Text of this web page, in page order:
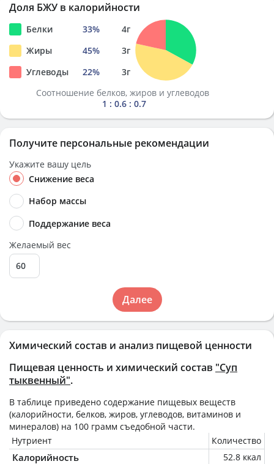
Химический состав и анализ пищевой ценности
Пищевая ценность и химический состав "Суп
тыквенный".
В таблице приведено содержание пищевых веществ
(калорийности, белков, жиров, углеводов, витаминов и
минералов) на 100 грамм съедобной части.
Нутриент
Количество
Калорийность
52.8 ккал
Доля БЖУ в калорийности
Белки 33% 4г
Жиры
45% 3г
Углеводы
22% 3г
Соотношение белков, жиров и углеводов
1 : 0.6 : 0.7
Получите персональные рекомендации
Укажите вашу цель
Снижение веса
Набор массы
Поддержание веса
Желаемый вес
Далее